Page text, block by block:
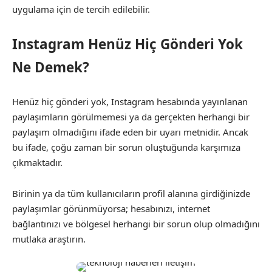
uygulama için de tercih edilebilir.
Instagram Henüz Hiç Gönderi Yok
Ne Demek?
Henüz hiç gönderi yok, Instagram hesabında yayınlanan
paylaşımların görülmemesi ya da gerçekten herhangi bir
paylaşım olmadığını ifade eden bir uyarı metnidir. Ancak
bu ifade, çoğu zaman bir sorun oluştuğunda karşımıza
çıkmaktadır.
Birinin ya da tüm kullanıcıların profil alanına girdiğinizde
paylaşımlar görünmüyorsa; hesabınızı, internet
bağlantınızı ve bölgesel herhangi bir sorun olup olmadığını
mutlaka araştırın.